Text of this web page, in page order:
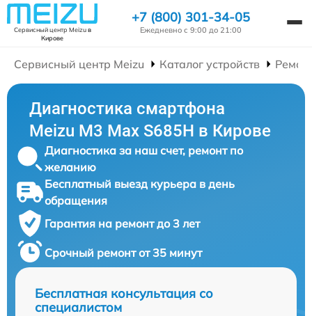
Сервисный центр Meizuв
Кирове
+7 (800) 301-34-05
Ежедневно с 9:00 до 21:00
Сервисный центр Meizu Каталог устройств
Диагностика смартфона
Meizu M3 Max S685H в Кирове
Диагностика за наш счет, ремонт по
желанию
Бесплатный выезд курьера в день
обращения
Гарантия на ремонт до 3 лет
Срочный ремонт от 35 минут
Бесплатная консультация со
специалистом